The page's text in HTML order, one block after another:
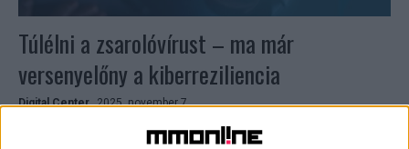
Túlélni a zsarolóvírust – ma már
versenyelőny a kiberreziliencia
Digital Center 2025. november 7.
A zsarolóvírus-támadások nem csupán technikai